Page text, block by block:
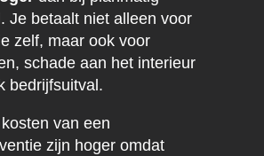
Je betaalt niet alleen voor
zelf, maar ook voor
schade aan het interieur
bedrijfsuitval.
van een
zijn hoger omdat